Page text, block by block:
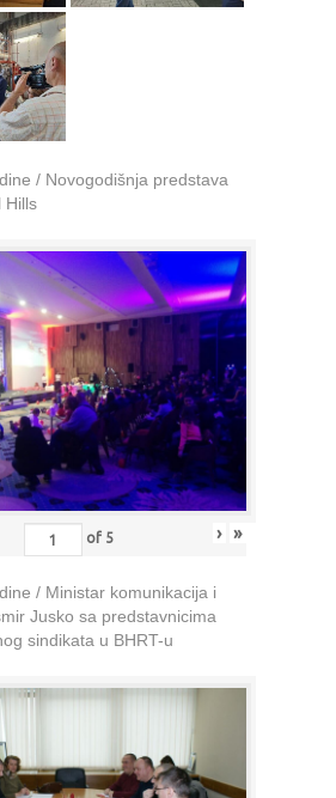
/ Novogodišnja predstava
Hills
of 5 › »
/ Ministar komunikacija i
Jusko sa predstavnicima
sindikata u BHRT-u